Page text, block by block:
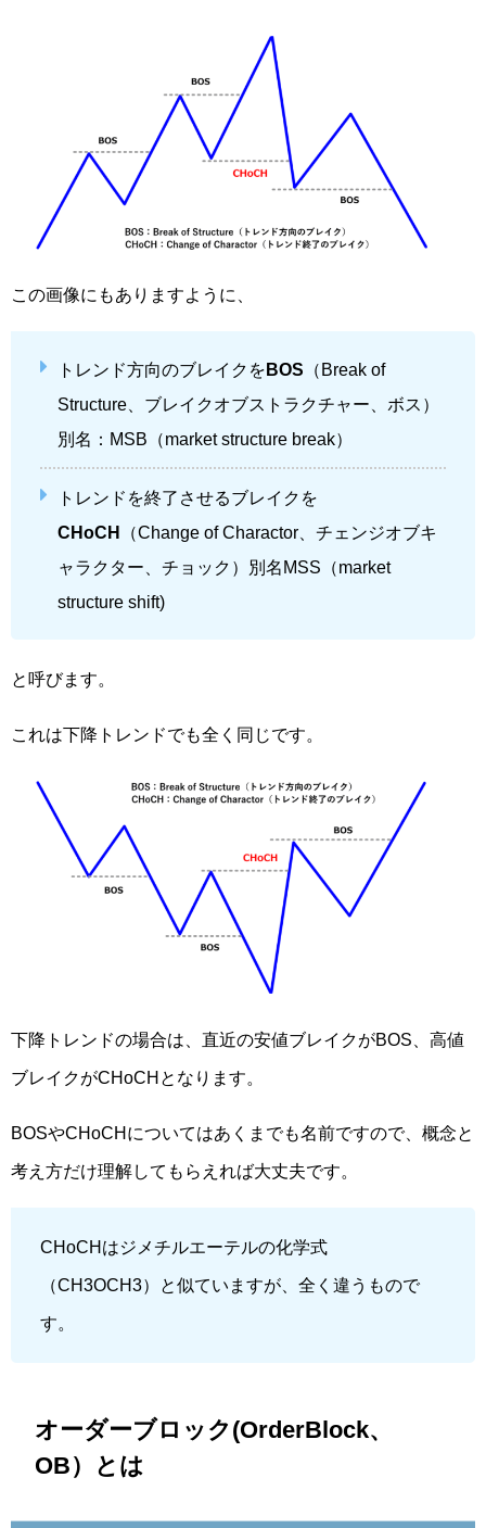
この画像にもありますように、
トレンド方向のブレイクを BOS （Break of
Structure、ブレイクオブストラクチャー、ボス）
別名：MSB（market structure break）
トレンドを終了させるブレイクを
CHoCH
（Change of Charactor、チェンジオブキ
ャラクター、チョック）別名MSS（market
structure shift)
と呼びます。
これは下降トレンドでも全く同じです。
下降トレンドの場合は、直近の安値ブレイクがBOS、高値
ブレイクがCHoCHとなります。
BOSやCHoCHについてはあくまでも名前ですので、概念と
考え方だけ理解してもらえれば大丈夫です。
CHoCHはジメチルエーテルの化学式
（CH3OCH3）と似ていますが、全く違うもので
す。
オーダーブロック(OrderBlock、
OB）とは